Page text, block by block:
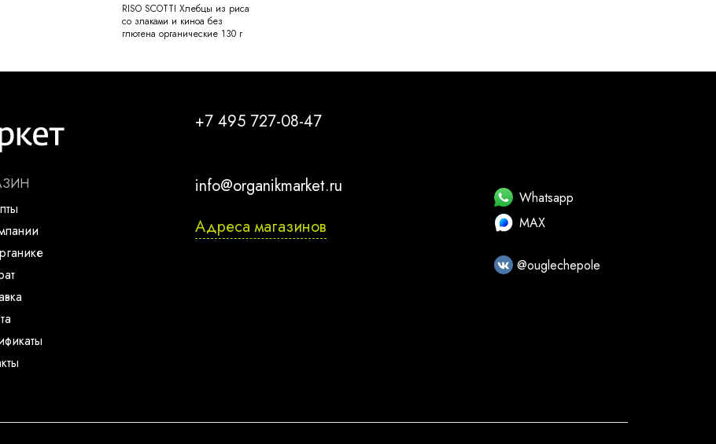
RISO SCOTTI Хлебцы из риса
со злаками и киноа без
глютена органические 130 г
+7 495 727-08-47
info@organikmarket.ru
Адреса магазинов
Whatsapp
MAX
@ouglechepole